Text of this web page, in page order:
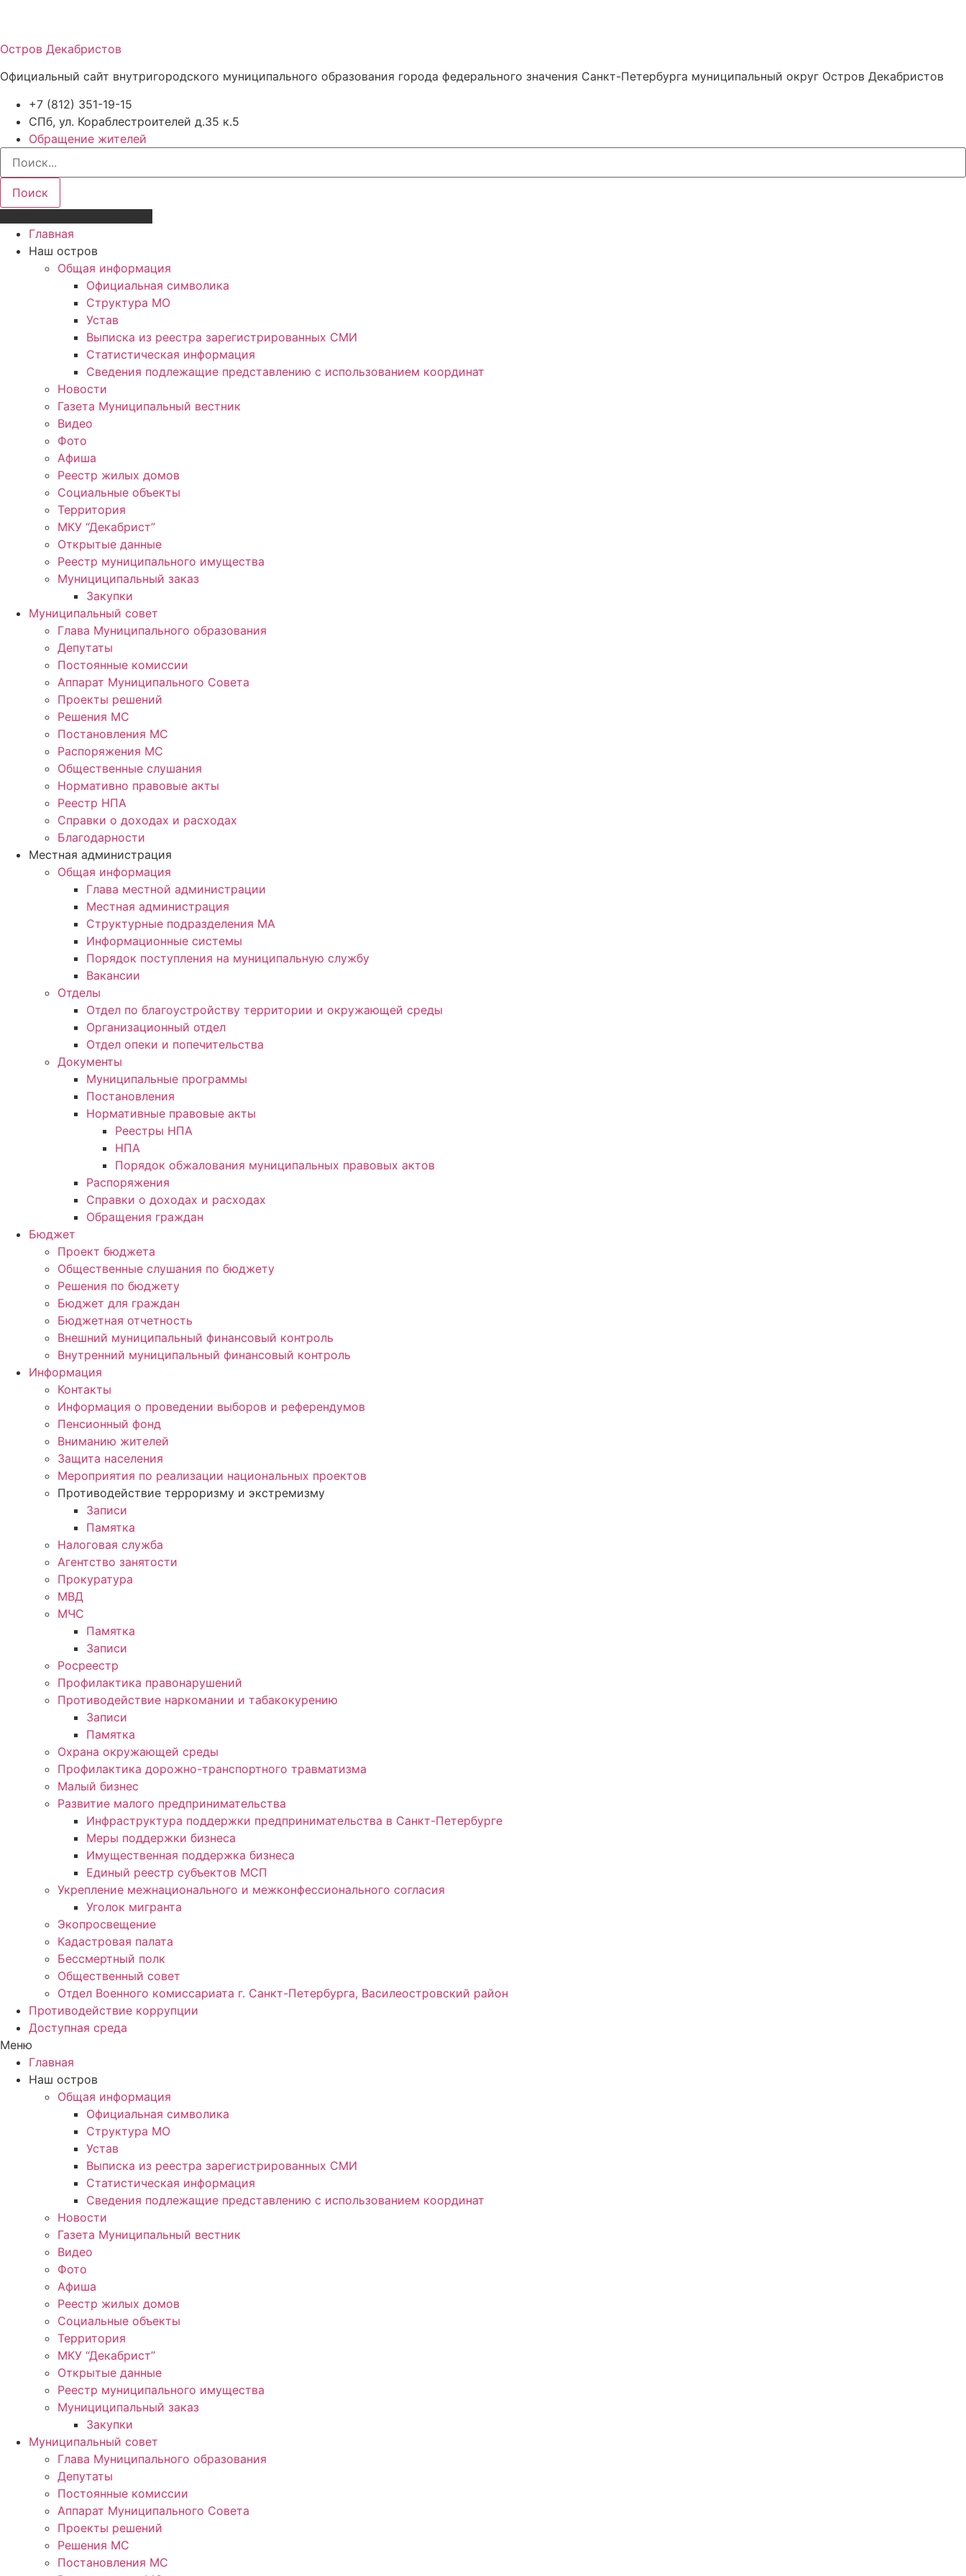
Остров Декабристов
Официальный сайт внутригородского муниципального образования города федерального значения Санкт-Петербурга муниципальный округ Остров Декабристов
+7 (812) 351-19-15
СПб, ул. Кораблестроителей д.35 к.5
Обращение жителей
Поиск
Главная
Наш остров
Общая информация
Официальная символика
Структура МО
Устав
Выписка из реестра зарегистрированных СМИ
Статистическая информация
Сведения подлежащие представлению с использованием координат
Новости
Газета Муниципальный вестник
Видео
Фото
Афиша
Реестр жилых домов
Социальные объекты
Территория
МКУ “Декабрист”
Открытые данные
Реестр муниципального имущества
Мунициципальный заказ
Закупки
Муниципальный совет
Глава Муниципального образования
Депутаты
Постоянные комиссии
Аппарат Муниципального Совета
Проекты решений
Решения МС
Постановления МС
Распоряжения МС
Общественные слушания
Нормативно правовые акты
Реестр НПА
Справки о доходах и расходах
Благодарности
Местная администрация
Общая информация
Глава местной администрации
Местная администрация
Структурные подразделения МА
Информационные системы
Порядок поступления на муниципальную службу
Вакансии
Отделы
Отдел по благоустройству территории и окружающей среды
Организационный отдел
Отдел опеки и попечительства
Документы
Муниципальные программы
Постановления
Нормативные правовые акты
Реестры НПА
НПА
Порядок обжалования муниципальных правовых актов
Распоряжения
Справки о доходах и расходах
Обращения граждан
Бюджет
Проект бюджета
Общественные слушания по бюджету
Решения по бюджету
Бюджет для граждан
Бюджетная отчетность
Внешний муниципальный финансовый контроль
Внутренний муниципальный финансовый контроль
Информация
Контакты
Информация о проведении выборов и референдумов
Пенсионный фонд
Вниманию жителей
Защита населения
Мероприятия по реализации национальных проектов
Противодействие терроризму и экстремизму
Записи
Памятка
Налоговая служба
Агентство занятости
Прокуратура
МВД
МЧС
Памятка
Записи
Росреестр
Профилактика правонарушений
Противодействие наркомании и табакокурению
Записи
Памятка
Охрана окружающей среды
Профилактика дорожно-транспортного травматизма
Малый бизнес
Развитие малого предпринимательства
Инфраструктура поддержки предпринимательства в Санкт-Петербурге
Меры поддержки бизнеса
Имущественная поддержка бизнеса
Единый реестр субъектов МСП
Укрепление межнационального и межконфессионального согласия
Уголок мигранта
Экопросвещение
Кадастровая палата
Бессмертный полк
Общественный совет
Отдел Военного комиссариата г. Санкт-Петербурга, Василеостровский район
Противодействие коррупции
Доступная среда
Меню
Главная
Наш остров
Общая информация
Официальная символика
Структура МО
Устав
Выписка из реестра зарегистрированных СМИ
Статистическая информация
Сведения подлежащие представлению с использованием координат
Новости
Газета Муниципальный вестник
Видео
Фото
Афиша
Реестр жилых домов
Социальные объекты
Территория
МКУ “Декабрист”
Открытые данные
Реестр муниципального имущества
Мунициципальный заказ
Закупки
Муниципальный совет
Глава Муниципального образования
Депутаты
Постоянные комиссии
Аппарат Муниципального Совета
Проекты решений
Решения МС
Постановления МС